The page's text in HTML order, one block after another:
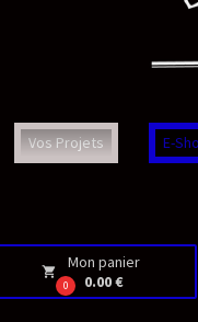
Prestations & Locations